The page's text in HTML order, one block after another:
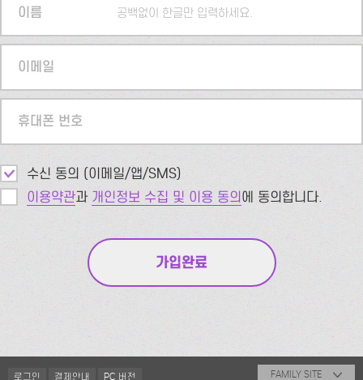
이름 공백없이 한글만 입력하세요.
이메일
휴대폰 번호
수신 동의 (이메일/앱/SMS)
이용약관과 개인정보 수집 및 이용 동의에 동의합니다.
로그인 결제안내 PC 버전 FAMILY SITE